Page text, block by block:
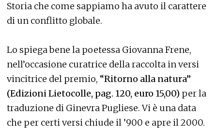
Storia che come sappiamo ha avuto il carattere
di un conflitto globale.
Lo spiega bene la poetessa Giovanna Frene,
nell’occasione curatrice della raccolta in versi
vincitrice del premio, “Ritorno alla natura”
(Edizioni Lietocolle, pag. 120, euro 15,00) per la
traduzione di Ginevra Pugliese. Vi è una data
che per certi versi chiude il ’900 e apre il 2000.